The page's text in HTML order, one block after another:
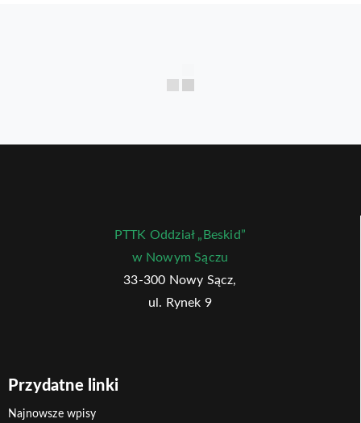
PTTK Oddział „Beskid”
w Nowym Sączu
33-300 Nowy Sącz,
ul. Rynek 9
Przydatne linki
Najnowsze wpisy